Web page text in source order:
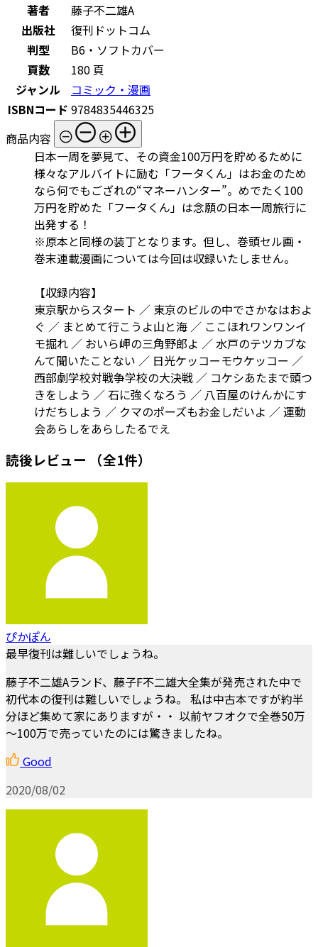
著者
藤子不二雄A
出版社
復刊ドットコム
判型
B6・ソフトカバー
頁数
180 頁
ジャンル
コミック・漫画
ISBNコード 9784835446325
商品内容
日本一周を夢見て、その資金100万円を貯めるために
様々なアルバイトに励む「フータくん」はお金のため
なら何でもござれの“マネーハンター”。めでたく100
万円を貯めた「フータくん」は念願の日本一周旅行に
出発する！
※原本と同様の装丁となります。但し、巻頭セル画・
巻末連載漫画については今回は収録いたしません。
【収録内容】
東京駅からスタート ／ 東京のビルの中でさかなはおよ
ぐ ／ まとめて行こうよ山と海 ／ ここほれワンワンイ
モ掘れ ／ おいら岬の三角野郎よ ／ 水戸のテツカブな
んて聞いたことない ／ 日光ケッコーモウケッコー ／
西部劇学校対戦争学校の大決戦 ／ コケシあたまで頭つ
きをしよう ／ 石に強くなろう ／ 八百屋のけんかにす
けだちしよう ／ クマのポーズもお金しだいよ ／ 運動
会あらしをあらしたるでえ
読後レビュー （全1件）
ぴかぽん
最早復刊は難しいでしょうね。
藤子不二雄Aランド、藤子F不二雄大全集が発売された中で
初代本の復刊は難しいでしょうね。 私は中古本ですが約半
分ほど集めて家にありますが・・ 以前ヤフオクで全巻50万
～100万で売っていたのには驚きましたね。
Good
2020/08/02